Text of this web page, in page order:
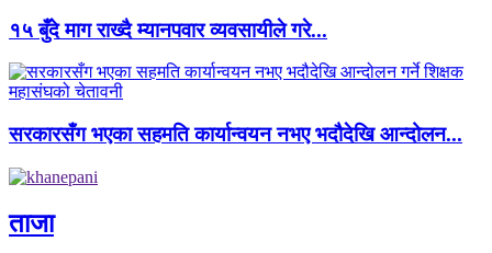
१५ बुँदे माग राख्दै म्यानपवार व्यवसायीले गरे...
सरकारसँग भएका सहमति कार्यान्वयन नभए भदौदेखि आन्दोलन...
ताजा